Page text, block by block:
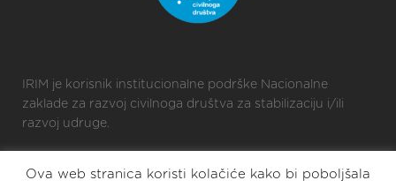
IRIM je korisnik institucionalne podrške Nacionalne
zaklade za razvoj civilnoga društva za stabilizaciju i/ili
razvoj udruge.
Ova web stranica koristi kolačiće kako bi poboljšala